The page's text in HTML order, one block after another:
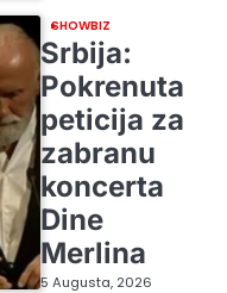
SHOWBIZ
Srbija:
Pokrenuta
peticija za
zabranu
koncerta
Dine
Merlina
5 Augusta, 2026